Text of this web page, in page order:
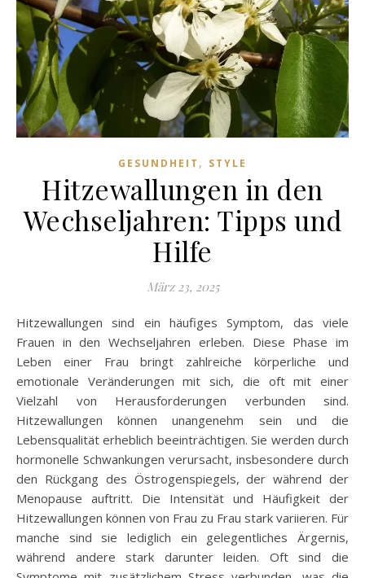
GESUNDHEIT , STYLE
Hitzewallungen in den
Wechseljahren: Tipps und
Hilfe
März 23, 2025
Hitzewallungen sind ein häufiges Symptom, das viele
Frauen in den Wechseljahren erleben. Diese Phase im
Leben einer Frau bringt zahlreiche körperliche und
emotionale Veränderungen mit sich, die oft mit einer
Vielzahl von Herausforderungen verbunden sind.
Hitzewallungen können unangenehm sein und die
Lebensqualität erheblich beeinträchtigen. Sie werden durch
hormonelle Schwankungen verursacht, insbesondere durch
den Rückgang des Östrogenspiegels, der während der
Menopause auftritt. Die Intensität und Häufigkeit der
Hitzewallungen können von Frau zu Frau stark variieren. Für
manche sind sie lediglich ein gelegentliches Ärgernis,
während andere stark darunter leiden. Oft sind die